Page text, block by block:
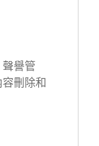
譽管
刪除和